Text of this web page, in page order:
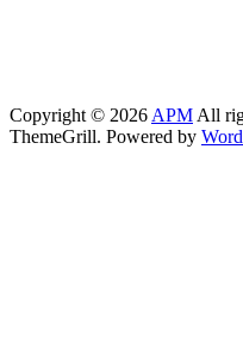
Copyright © 2026 APM All
ThemeGrill. Powered by